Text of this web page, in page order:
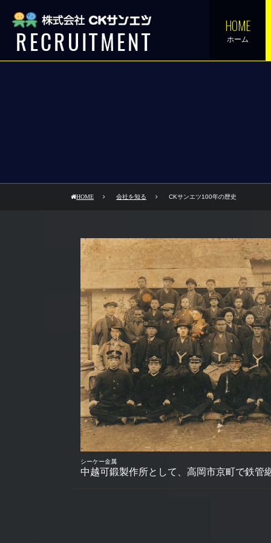
HOME
ホーム
HOME 会社を知る CKサンエツ100年の歴史
シーケー金属
中越可鍛製作所として、高岡市京町で鉄管